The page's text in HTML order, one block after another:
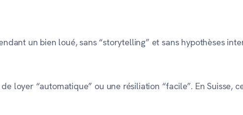
un bien loué, sans “storytelling” et sans hypothèses
loyer “automatique” ou une résiliation “facile”. En Suisse,